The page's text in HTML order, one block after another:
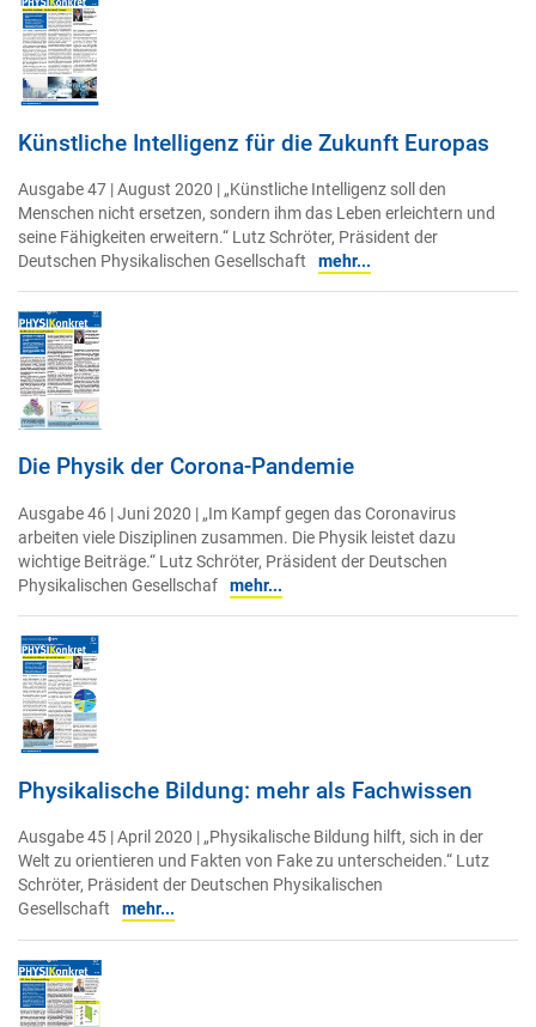
Künstliche Intelligenz für die Zukunft Europas
Ausgabe 47 | August 2020 | „Künstliche Intelligenz soll den
Menschen nicht ersetzen, sondern ihm das Leben erleichtern und
seine Fähigkeiten erweitern.“ Lutz Schröter, Präsident der
Deutschen Physikalischen Gesellschaft
mehr...
Die Physik der Corona-Pandemie
Ausgabe 46 | Juni 2020 | „Im Kampf gegen das Coronavirus
arbeiten viele Disziplinen zusammen. Die Physik leistet dazu
wichtige Beiträge.“ Lutz Schröter, Präsident der Deutschen
Physikalischen Gesellschaf mehr...
Physikalische Bildung: mehr als Fachwissen
Ausgabe 45 | April 2020 | „Physikalische Bildung hilft, sich in der
Welt zu orientieren und Fakten von Fake zu unterscheiden.“ Lutz
Schröter, Präsident der Deutschen Physikalischen
Gesellschaft
mehr...